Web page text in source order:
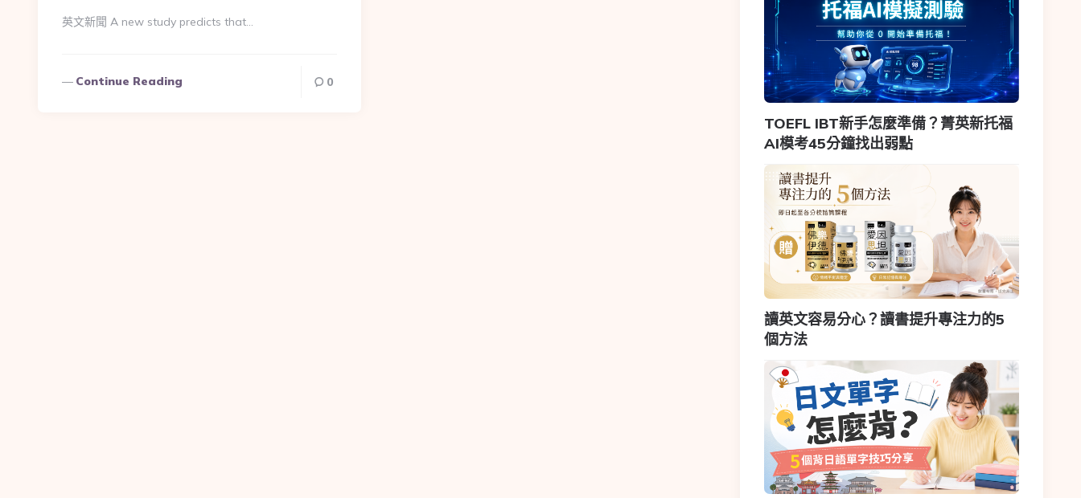
英文新聞 A new study predicts that…
Continue Reading 0
TOEFL IBT新手怎麼準備？菁英新托福
AI模考45分鐘找出弱點
讀英文容易分心？讀書提升專注力的5
個方法